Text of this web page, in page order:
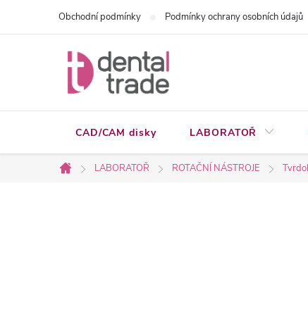
Obchodní podmínky Podmínky ochrany osobních údajů
CAD/CAM disky LABORATOŘ
Domů
LABORATOŘ ROTAČNÍ NÁSTROJE